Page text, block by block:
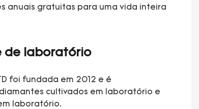
anuais gratuitas para uma vida inteira
de laboratório
foi fundada em 2012 e é
cultivados em laboratório e
laboratório.